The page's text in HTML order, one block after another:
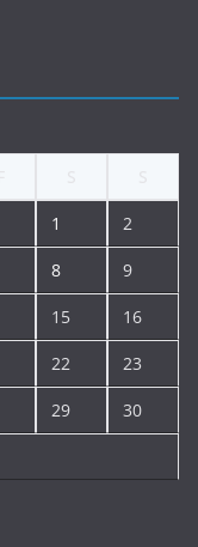
1 2
8 9
15 16
22 23
29 30